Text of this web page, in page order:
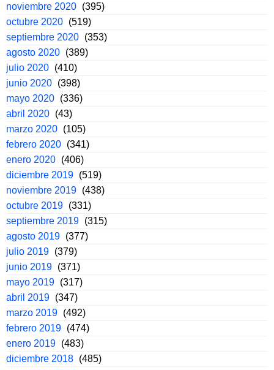
noviembre 2020 (395)
octubre 2020 (519)
septiembre 2020 (353)
agosto 2020 (389)
julio 2020 (410)
junio 2020 (398)
mayo 2020 (336)
abril 2020 (43)
marzo 2020 (105)
febrero 2020 (341)
enero 2020 (406)
diciembre 2019 (519)
noviembre 2019 (438)
octubre 2019 (331)
septiembre 2019 (315)
agosto 2019 (377)
julio 2019 (379)
junio 2019 (371)
mayo 2019 (317)
abril 2019 (347)
marzo 2019 (492)
febrero 2019 (474)
enero 2019 (483)
diciembre 2018 (485)